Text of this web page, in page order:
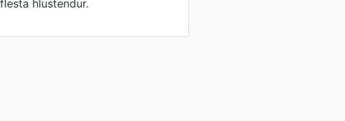
hlustendur.